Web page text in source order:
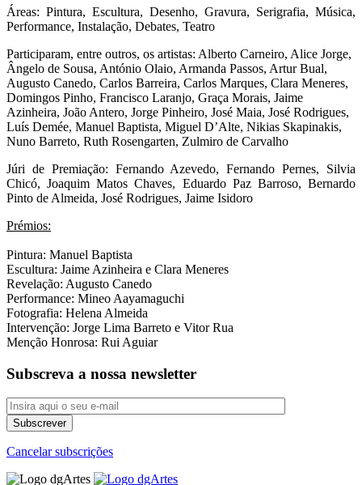
Áreas: Pintura, Escultura, Desenho, Gravura, Serigrafia, Música,
Performance, Instalação, Debates, Teatro
Participaram, entre outros, os artistas: Alberto Carneiro, Alice Jorge,
Ângelo de Sousa, António Olaio, Armanda Passos, Artur Bual,
Augusto Canedo, Carlos Barreira, Carlos Marques, Clara Meneres,
Domingos Pinho, Francisco Laranjo, Graça Morais, Jaime
Azinheira, João Antero, Jorge Pinheiro, José Maia, José Rodrigues,
Luís Demée, Manuel Baptista, Miguel D’Alte, Nikias Skapinakis,
Nuno Barreto, Ruth Rosengarten, Zulmiro de Carvalho
Júri de Premiação: Fernando Azevedo, Fernando Pernes, Silvia
Chicó, Joaquim Matos Chaves, Eduardo Paz Barroso, Bernardo
Pinto de Almeida, José Rodrigues, Jaime Isidoro
Prémios:
Pintura: Manuel Baptista
Escultura: Jaime Azinheira e Clara Meneres
Revelação: Augusto Canedo
Performance: Mineo Aayamaguchi
Fotografia: Helena Almeida
Intervenção: Jorge Lima Barreto e Vitor Rua
Menção Honrosa: Rui Aguiar
Subscreva a nossa newsletter
Cancelar subscrições